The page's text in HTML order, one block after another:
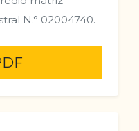
N.° 02004740.